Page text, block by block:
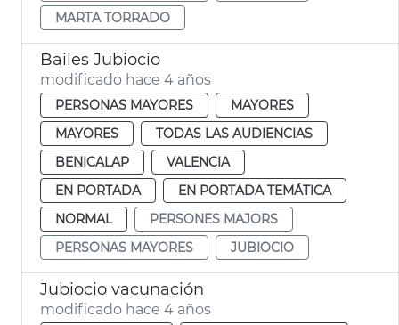
MARTA TORRADO
Bailes Jubiocio
modificado hace 4 años
PERSONAS MAYORES
MAYORES
MAYORES
TODAS LAS AUDIENCIAS
BENICALAP
VALENCIA
EN PORTADA
EN PORTADA TEMÁTICA
NORMAL
PERSONES MAJORS
PERSONAS MAYORES
JUBIOCIO
Jubiocio vacunación
modificado hace 4 años